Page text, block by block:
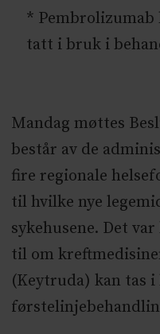
* Pembrolizumab
tatt i bruk i
småcellet
Etter dette har
som også viser
ikke-småcellet
høyt nivå av
ikke tidligere har
Studien viser at
sammenlignet
kjemoterapi
Mandag møttes
består av de
fire regionale
til hvilke nye
sykehusene. Det
til om
(Keytruda) kan tas